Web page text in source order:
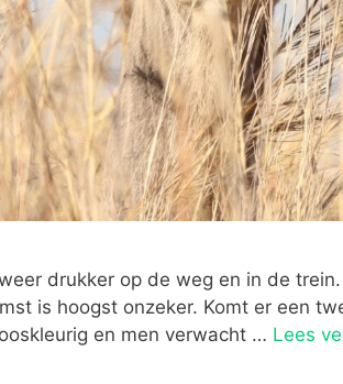
drukker op de weg en in de
is hoogst onzeker. Komt er een
en men verwacht … Lees